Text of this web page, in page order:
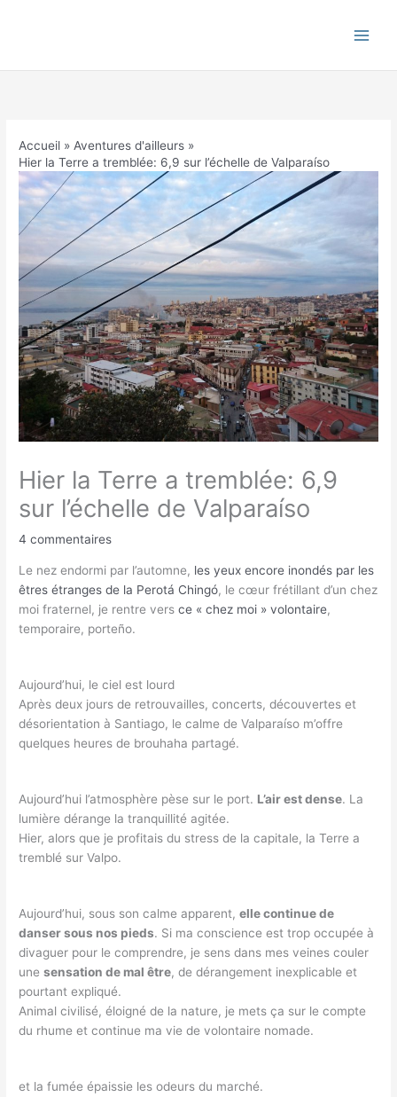
Accueil
Aventures d'ailleurs
Hier la Terre a tremblée: 6,9 sur l’échelle de Valparaíso
Hier la Terre a tremblée: 6,9
sur l’échelle de Valparaíso
4 commentaires
Le nez endormi par l’automne, les yeux encore inondés par les
êtres étranges de la Perotá Chingó, le cœur frétillant d’un chez
moi fraternel, je rentre versce « chez moi » volontaire,
temporaire, porteño.
Aujourd’hui, le ciel est lourd
Après deux jours de retrouvailles, concerts, découvertes et
désorientation à Santiago, le calme de Valparaíso m’offre
quelques heures de brouhaha partagé.
Aujourd’hui l’atmosphère pèse sur le port. L’air est dense. La
lumière dérange la tranquillité agitée.
Hier, alors que je profitais du stress de la capitale, la Terre a
tremblé sur Valpo.
Aujourd’hui, sous son calme apparent,elle continue de
danser sous nos pieds. Si ma conscience est trop occupée à
divaguer pour le comprendre, je sens dans mes veines couler
unesensation de mal être, de dérangement inexplicable et
pourtant expliqué.
Animal civilisé, éloigné de la nature, je mets ça sur le compte
du rhume et continue ma vie de volontaire nomade.
et la fumée épaissie les odeurs du marché.